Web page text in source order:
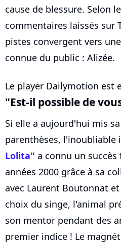
cause de blessure. Selon
commentaires laissés sur
pistes convergent vers
connue du public : Alizée.
Le player Dailymotion est
"Est-il possible de
Si elle a aujourd'hui mis
parenthèses, l'inoubliable
Lolita" a connu un
années 2000 grâce à sa
avec Laurent Boutonnat et
choix du singe, l'animal
son mentor pendant des
premier indice ! Le